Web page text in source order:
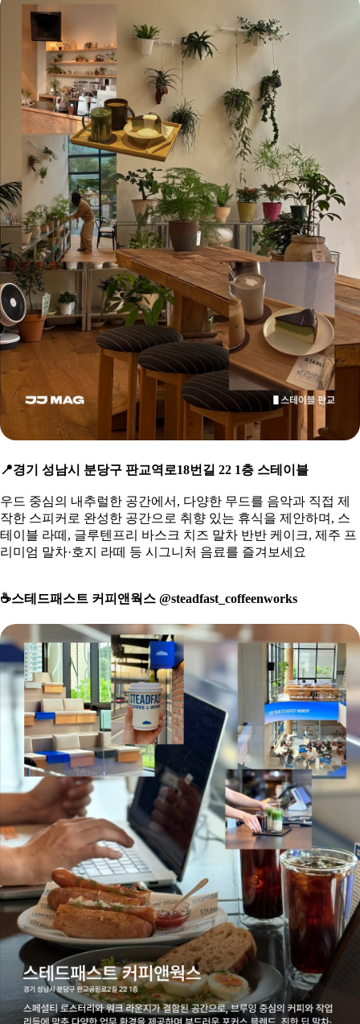
📍경기 성남시 분당구 판교역로18번길 22 1층 스테이블
우드 중심의 내추럴한 공간에서, 다양한 무드를 음악과 직접 제
작한 스피커로 완성한 공간으로 취향 있는 휴식을 제안하며, 스
테이블 라떼, 글루텐프리 바스크 치즈 말차 반반 케이크, 제주 프
리미엄 말차·호지 라떼 등 시그니처 음료를 즐겨보세요
☕️스테드패스트 커피앤웍스 @steadfast_coffeenworks